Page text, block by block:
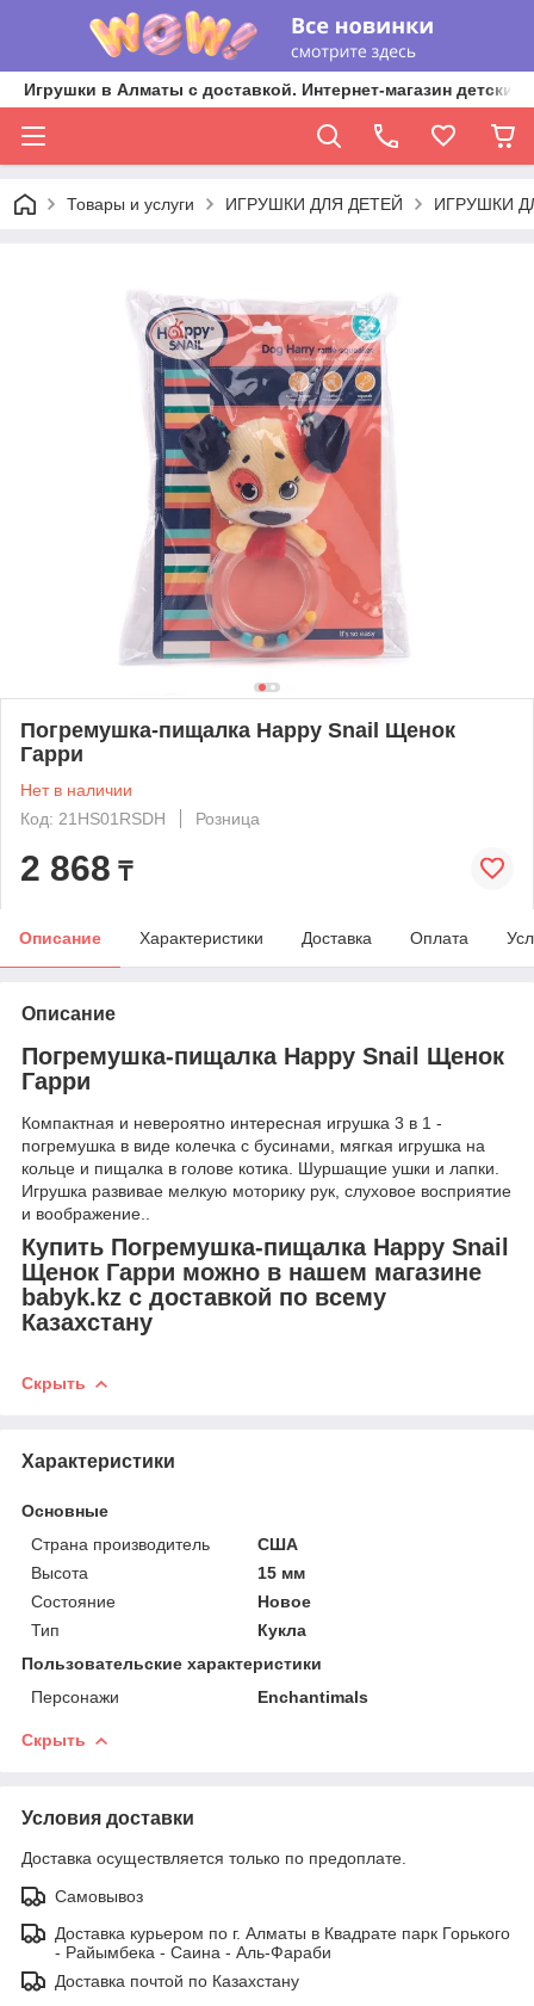
Игрушки в Алматы с доставкой. Интернет-магазин
Товары и услуги ИГРУШКИ ДЛЯ ДЕТЕЙ ИГРУШКИ
Погремушка-пищалка Happy Snail Щенок
Гарри
Нет в наличии
Код: 21HS01RSDH
Розница
2 868 ₸
Описание Характеристики Доставка Оплата
Описание
Погремушка-пищалка Happy Snail Щенок
Гарри
Компактная и невероятно интересная игрушка 3 в 1 -
погремушка в виде колечка с бусинами, мягкая игрушка на
кольце и пищалка в голове котика. Шуршащие ушки и лапки.
Игрушка развивае мелкую моторику рук, слуховое восприятие
и воображение..
Купить Погремушка-пищалка Happy Snail
Щенок Гарри можно в нашем магазине
babyk.kz с доставкой по всему
Казахстану
Скрыть
Характеристики
Основные
Страна производитель
США
Высота
15 мм
Состояние
Новое
Тип
Кукла
Пользовательские характеристики
Персонажи
Enchantimals
Скрыть
Условия доставки
Доставка осуществляется только по предоплате.
Самовывоз
Доставка курьером по г. Алматы в Квадрате парк Горького
- Райымбека - Саина - Аль-Фараби
Доставка почтой по Казахстану